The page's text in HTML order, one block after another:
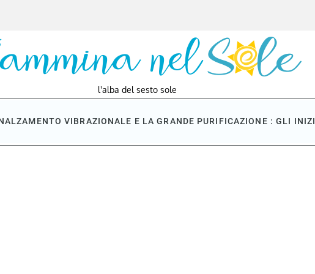
l'alba del sesto sole
VIBRAZIONALE E LA GRANDE PURIFICAZIONE : GLI INIZI